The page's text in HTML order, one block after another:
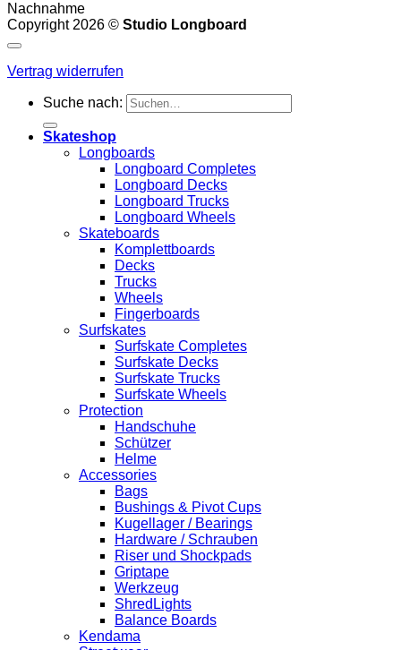
Nachnahme
Copyright 2026 © Studio Longboard
Vertrag widerrufen
Suche nach:
Skateshop
Longboards
Longboard Completes
Longboard Decks
Longboard Trucks
Longboard Wheels
Skateboards
Komplettboards
Decks
Trucks
Wheels
Fingerboards
Surfskates
Surfskate Completes
Surfskate Decks
Surfskate Trucks
Surfskate Wheels
Protection
Handschuhe
Schützer
Helme
Accessories
Bags
Bushings & Pivot Cups
Kugellager / Bearings
Hardware / Schrauben
Riser und Shockpads
Griptape
Werkzeug
ShredLights
Balance Boards
Kendama